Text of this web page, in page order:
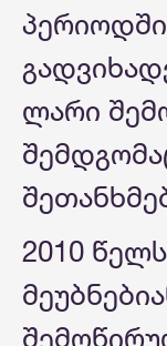
ლარი
2010